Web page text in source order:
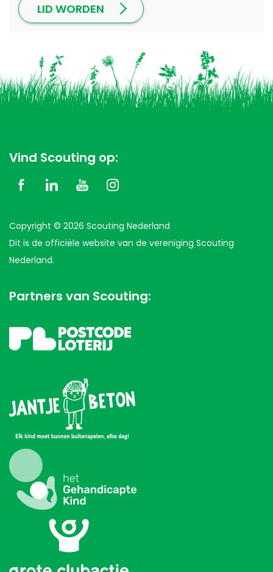
LID WORDEN
Vind Scouting op:
Copyright © 2026 Scouting Nederland
Dit is de officiële website van de vereniging Scouting
Nederland.
Partners van Scouting: